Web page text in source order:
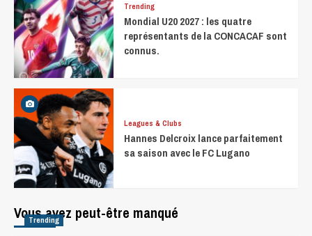
Trending
Mondial U20 2027 : les quatre
représentants de la CONCACAF sont
connus.
Leagues & Clubs
Hannes Delcroix lance parfaitement
sa saison avec le FC Lugano
Vous avez peut-être manqué
Trending